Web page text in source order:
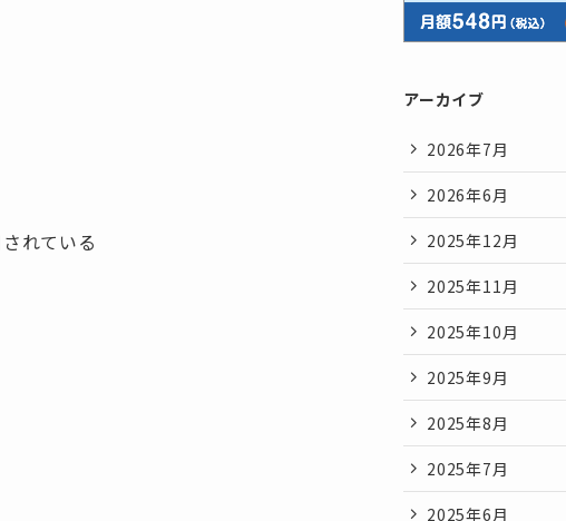
れている
アーカイブ
2026年7月
2026年6月
2025年12月
2025年11月
2025年10月
2025年9月
2025年8月
2025年7月
2025年6月